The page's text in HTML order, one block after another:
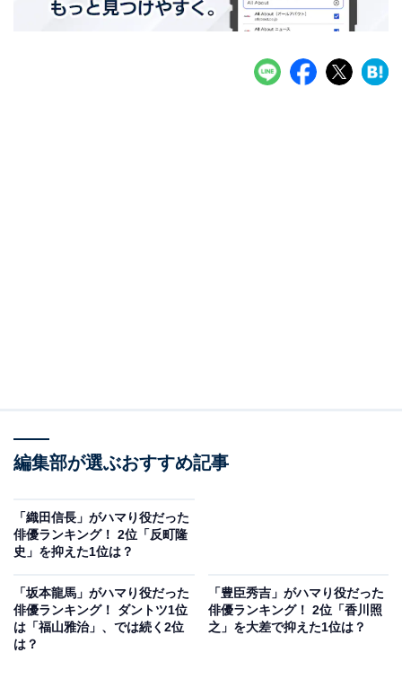
編集部が選ぶおすすめ記事
「織田信長」がハマり役だった
俳優ランキング！ 2位「反町隆
史」を抑えた1位は？
「坂本龍馬」がハマり役だった
俳優ランキング！ ダントツ1位
は「福山雅治」、では続く2位
は？
「豊臣秀吉」がハマり役だった
俳優ランキング！ 2位「香川照
之」を大差で抑えた1位は？